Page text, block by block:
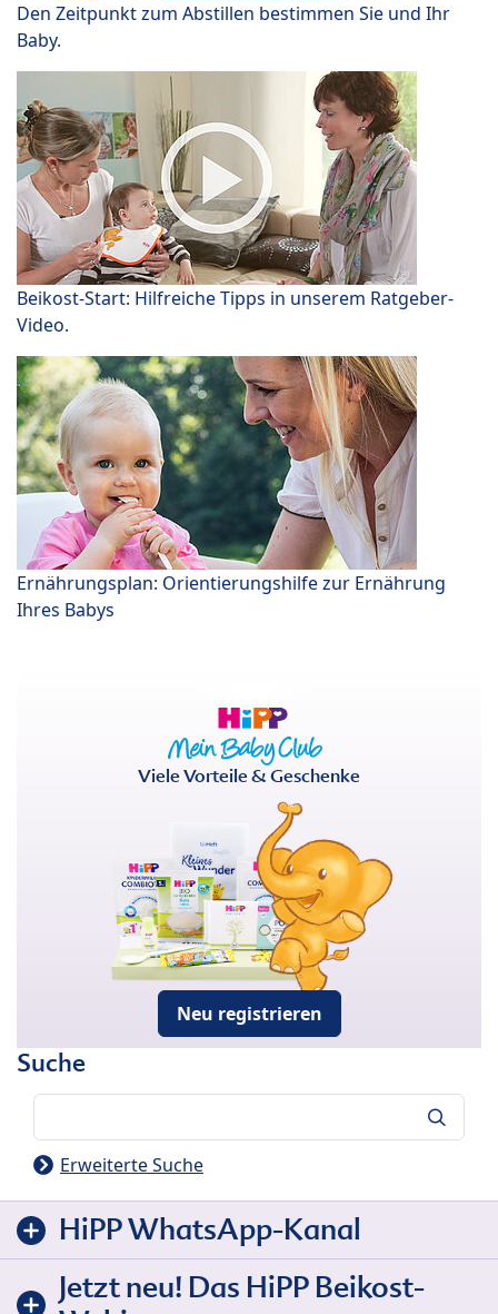
Den Zeitpunkt zum Abstillen bestimmen Sie und Ihr
Baby.
Beikost-Start: Hilfreiche Tipps in unserem Ratgeber-
Video.
Ernährungsplan: Orientierungshilfe zur Ernährung
Ihres Babys
Viele Vorteile & Geschenke
Neu registrieren
Suche
Erweiterte Suche
HiPP WhatsApp-Kanal
Jetzt neu! Das HiPP Beikost-